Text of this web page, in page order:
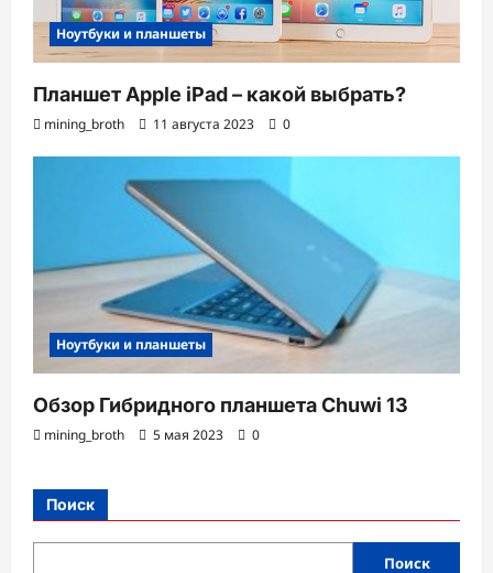
Ноутбуки и планшеты
Планшет Apple iPad – какой выбрать?
mining_broth 11 августа 2023 0
Ноутбуки и планшеты
Обзор Гибридного планшета Chuwi 13
mining_broth 5 мая 2023 0
Поиск
Поиск